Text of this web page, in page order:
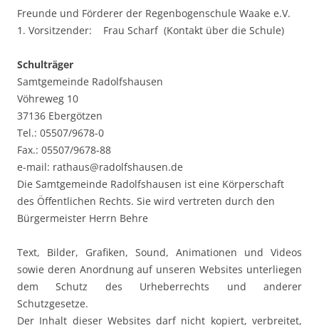
Freunde und Förderer der Regenbogenschule Waake e.V.
1. Vorsitzender: Frau Scharf (Kontakt über die Schule)
Schulträger
Samtgemeinde Radolfshausen
Vöhreweg 10
37136 Ebergötzen
Tel.: 05507/9678-0
Fax.: 05507/9678-88
e-mail: rathaus@radolfshausen.de
Die Samtgemeinde Radolfshausen ist eine Körperschaft
des Öffentlichen Rechts. Sie wird vertreten durch den
Bürgermeister Herrn Behre
Text, Bilder, Grafiken, Sound, Animationen und Videos
sowie deren Anordnung auf unseren Websites unterliegen
dem Schutz des Urheberrechts und anderer
Schutzgesetze.
Der Inhalt dieser Websites darf nicht kopiert, verbreitet,